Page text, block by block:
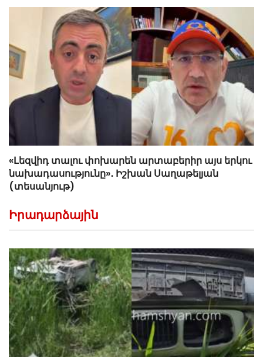
«Լեզվիդ տալու փոխարեն արտաբերիր այս երկու
նախադասությունը»․ Իշխան Սաղաթելյան
(տեսանյութ)
Իրադարձային